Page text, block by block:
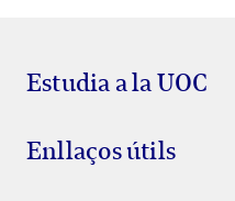
Estudia a la UOC
Enllaços útils